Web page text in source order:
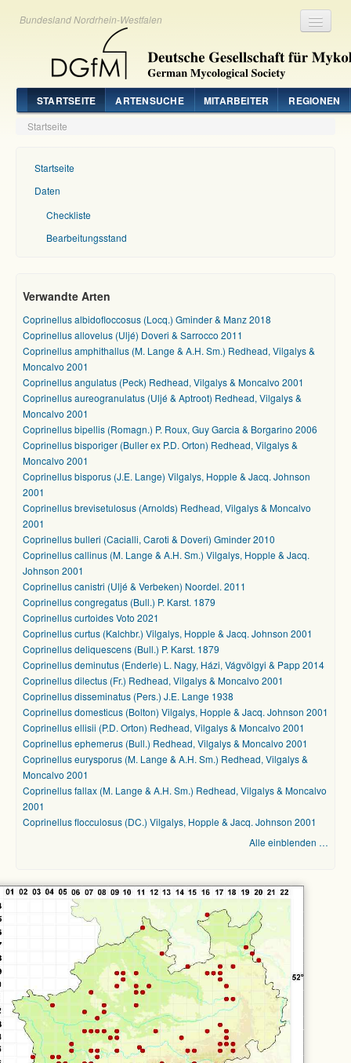
Bundesland Nordrhein-Westfalen
STARTSEITE ARTENSUCHE MITARBEITER REGIONEN
Startseite
Startseite
Daten
Checkliste
Bearbeitungsstand
Verwandte Arten
Coprinellus albidofloccosus (Locq.) Gminder & Manz 2018
Coprinellus allovelus (Uljé) Doveri & Sarrocco 2011
Coprinellus amphithallus (M. Lange & A.H. Sm.) Redhead, Vilgalys &
Moncalvo 2001
Coprinellus angulatus (Peck) Redhead, Vilgalys & Moncalvo 2001
Coprinellus aureogranulatus (Uljé & Aptroot) Redhead, Vilgalys &
Moncalvo 2001
Coprinellus bipellis (Romagn.) P. Roux, Guy Garcia & Borgarino 2006
Coprinellus bisporiger (Buller ex P.D. Orton) Redhead, Vilgalys &
Moncalvo 2001
Coprinellus bisporus (J.E. Lange) Vilgalys, Hopple & Jacq. Johnson
2001
Coprinellus brevisetulosus (Arnolds) Redhead, Vilgalys & Moncalvo
2001
Coprinellus bulleri (Cacialli, Caroti & Doveri) Gminder 2010
Coprinellus callinus (M. Lange & A.H. Sm.) Vilgalys, Hopple & Jacq.
Johnson 2001
Coprinellus canistri (Uljé & Verbeken) Noordel. 2011
Coprinellus congregatus (Bull.) P. Karst. 1879
Coprinellus curtoides Voto 2021
Coprinellus curtus (Kalchbr.) Vilgalys, Hopple & Jacq. Johnson 2001
Coprinellus deliquescens (Bull.) P. Karst. 1879
Coprinellus deminutus (Enderle) L. Nagy, Házi, Vágvölgyi & Papp 2014
Coprinellus dilectus (Fr.) Redhead, Vilgalys & Moncalvo 2001
Coprinellus disseminatus (Pers.) J.E. Lange 1938
Coprinellus domesticus (Bolton) Vilgalys, Hopple & Jacq. Johnson 2001
Coprinellus ellisii (P.D. Orton) Redhead, Vilgalys & Moncalvo 2001
Coprinellus ephemerus (Bull.) Redhead, Vilgalys & Moncalvo 2001
Coprinellus eurysporus (M. Lange & A.H. Sm.) Redhead, Vilgalys &
Moncalvo 2001
Coprinellus fallax (M. Lange & A.H. Sm.) Redhead, Vilgalys & Moncalvo
2001
Coprinellus flocculosus (DC.) Vilgalys, Hopple & Jacq. Johnson 2001
Alle einblenden …